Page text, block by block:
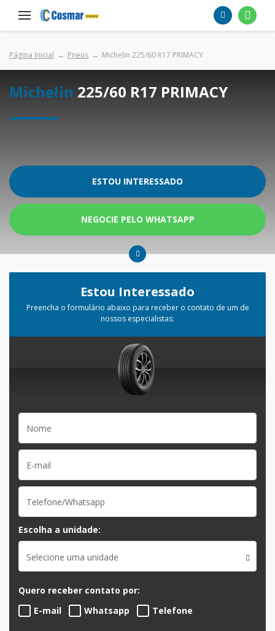
Página Inicial Pneus Michelin 225/60 R17 PRIMACY
Michelin 225/60 R17 PRIMACY
ESTOU INTERESSADO
NEGOCIE PELO WHATSAPP
Estou Interessado
Preencha o formulário abaixo para receber o contato de um de
nossos especialistas:
Escolha a unidade:
Selecione uma unidade
Quero receber contato por:
E-mail
Whatsapp Telefone